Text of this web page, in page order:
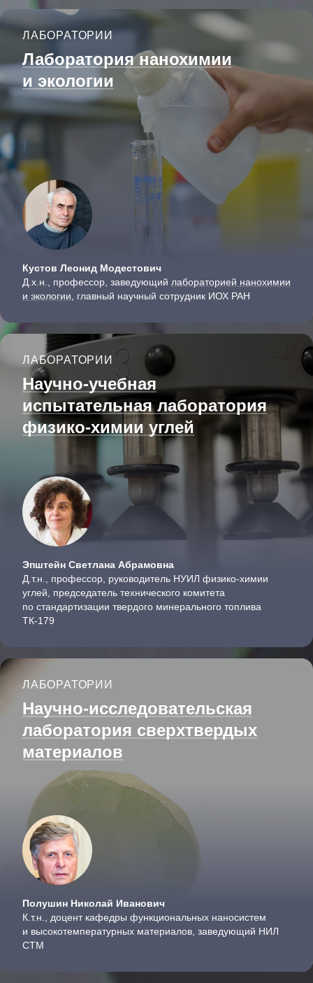
ЛАБОРАТОРИИ
Лаборатория нанохимии
и экологии
Кустов Леонид Модестович
Д.х.н., профессор, заведующий лабораторией нанохимии
и экологии , главный научный сотрудник ИОХ РАН
ЛАБОРАТОРИИ
Научно-учебная
испытательная лаборатория
физико-химии углей
Эпштейн Светлана Абрамовна
Д.т.н., профессор, руководитель НУИЛ физико-химии
углей, председатель технического комитета
по стандартизации твердого минерального топлива
ТК-179
ЛАБОРАТОРИИ
Научно-исследователь­ская
лаборатория сверхтвердых
материалов
Полушин Николай Иванович
К.т.н., доцент кафедры функциональ­ных наносистем
и высокотемпе­ратурных материалов, заведующий НИЛ
СТМ